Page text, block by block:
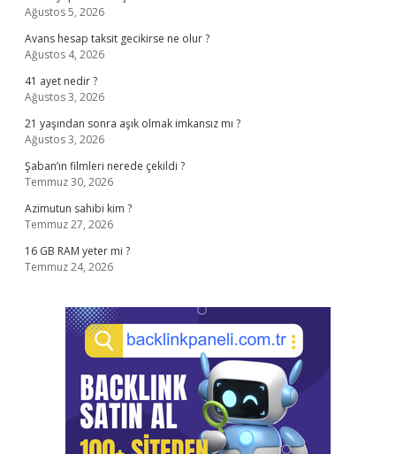
Ağustos 5, 2026
Avans hesap taksit gecikirse ne olur ?
Ağustos 4, 2026
41 ayet nedir ?
Ağustos 3, 2026
21 yaşından sonra aşık olmak imkansız mı ?
Ağustos 3, 2026
Şaban’ın filmleri nerede çekildi ?
Temmuz 30, 2026
Azimutun sahibi kim ?
Temmuz 27, 2026
16 GB RAM yeter mi ?
Temmuz 24, 2026